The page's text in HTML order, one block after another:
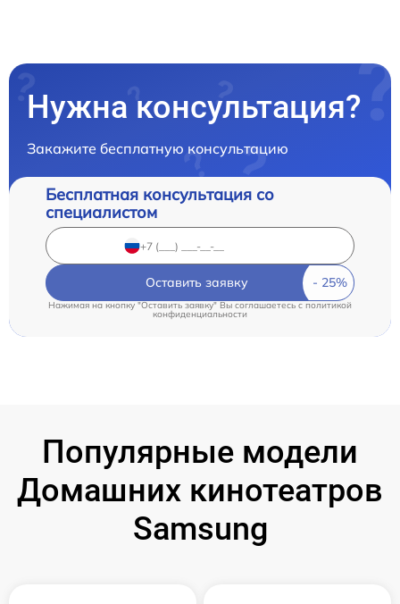
Нужна консультация?
Закажите бесплатную консультацию
Бесплатная консультация со
специалистом
Оставить заявку
Нажимая на кнопку "Оставить заявку" Вы соглашаетесь c политикой
конфиденциальности
Популярные модели
Домашних кинотеатров
Samsung